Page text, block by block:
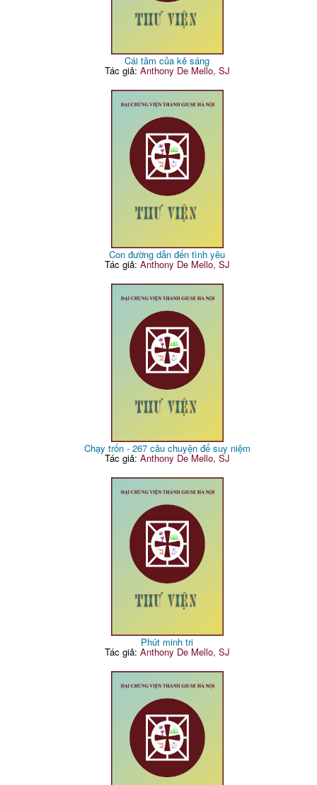
Cái tâm của kẻ sáng
Tác giả: Anthony De Mello, SJ
Con đường dẫn đến tình yêu
Tác giả: Anthony De Mello, SJ
Chạy trốn - 267 câu chuyện để suy niệm
Tác giả: Anthony De Mello, SJ
Phút minh tri
Tác giả: Anthony De Mello, SJ